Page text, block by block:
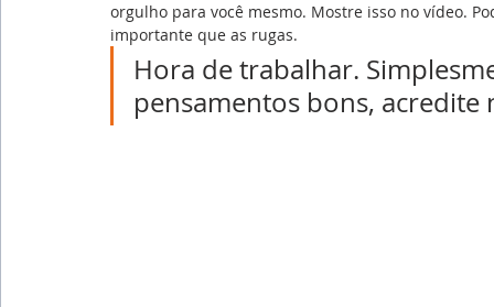
orgulho para você mesmo. Mostre isso no vídeo.
importante que as rugas.
Hora de trabalhar.
pensamentos bons,